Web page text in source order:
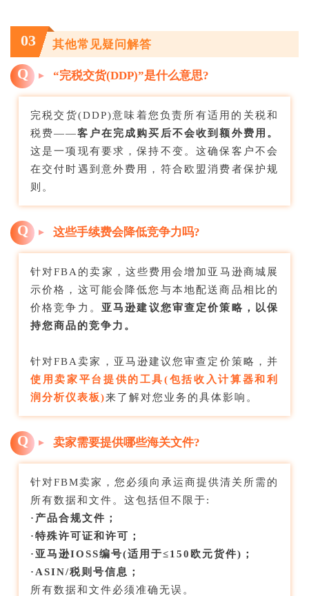
03 其他常见疑问解答
Q “完税交货(DDP)”是什么意思?
完税交货(DDP)意味着您负责所有适用的关税和
税费——客户在完成购买后不会收到额外费用。
这是一项现有要求，保持不变。这确保客户不会
在交付时遇到意外费用，符合欧盟消费者保护规
则。
Q 这些手续费会降低竞争力吗?
针对FBA的卖家，这些费用会增加亚马逊商城展
示价格，这可能会降低您与本地配送商品相比的
价格竞争力。 亚马逊建议您审查定价策略，以保
持您商品的竞争力。
针对FBA卖家，亚马逊建议您审查定价策略，并
使用卖家平台提供的工具(包括收入计算器和利
润分析仪表板)来了解对您业务的具体影响。
Q 卖家需要提供哪些海关文件?
针对FBM卖家，您必须向承运商提供清关所需的
所有数据和文件。这包括但不限于:
·产品合规文件；
·特殊许可证和许可；
·亚马逊IOSS编号(适用于≤150欧元货件)；
·ASIN/税则号信息；
所有数据和文件必须准确无误。